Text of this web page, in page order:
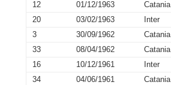
12
01/12/1963 Catania
20
03/02/1963 Inter
3
30/09/1962 Catania
33
08/04/1962 Catania
16
10/12/1961 Inter
34
04/06/1961 Catania